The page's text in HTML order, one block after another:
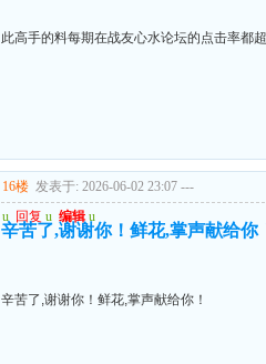
此高手的料每期在战友心水论坛的点击率都
16楼 发表于: 2026-06-02 23:07 ---
u 回复 u 编辑 u
辛苦了,谢谢你！鲜花,掌声献给你
辛苦了,谢谢你！鲜花,掌声献给你！